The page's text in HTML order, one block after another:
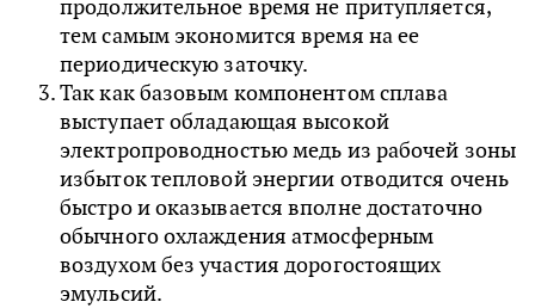
продолжительное время не притупляется,
тем самым экономится время на ее
периодическую заточку.
Так как базовым компонентом сплава
выступает обладающая высокой
электропроводностью медь из рабочей зоны
избыток тепловой энергии отводится очень
быстро и оказывается вполне достаточно
обычного охлаждения атмосферным
воздухом без участия дорогостоящих
эмульсий.